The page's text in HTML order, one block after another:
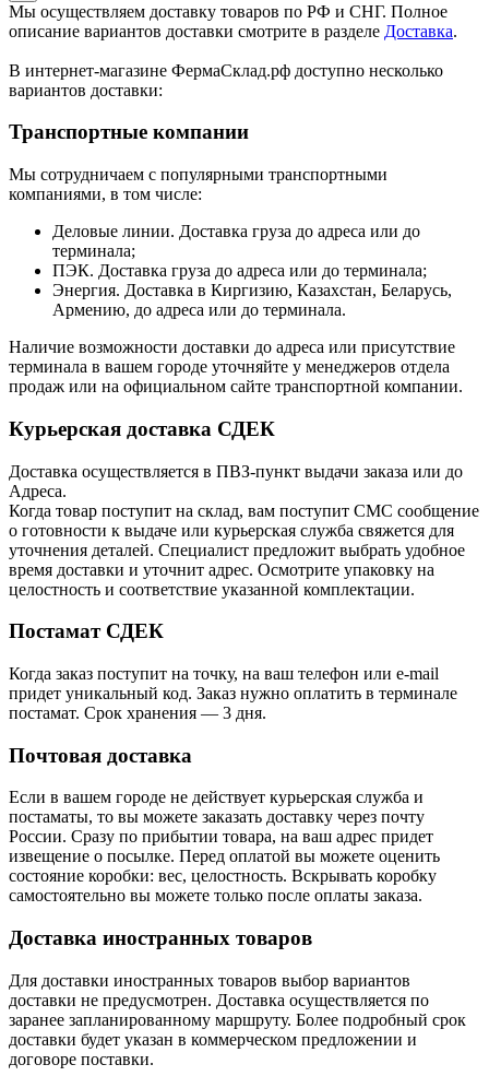
Мы осуществляем доставку товаров по РФ и СНГ. Полное
описание вариантов доставки смотрите в разделе Доставка.
В интернет-магазине ФермаСклад.рф доступно несколько
вариантов доставки:
Транспортные компании
Мы сотрудничаем с популярными транспортными
компаниями, в том числе:
Деловые линии. Доставка груза до адреса или до
терминала;
ПЭК. Доставка груза до адреса или до терминала;
Энергия. Доставка в Киргизию, Казахстан, Беларусь,
Армению, до адреса или до терминала.
Наличие возможности доставки до адреса или присутствие
терминала в вашем городе уточняйте у менеджеров отдела
продаж или на официальном сайте транспортной компании.
Курьерская доставка СДЕК
Доставка осуществляется в ПВЗ-пункт выдачи заказа или до
Адреса.
Когда товар поступит на склад, вам поступит СМС сообщение
о готовности к выдаче или курьерская служба свяжется для
уточнения деталей. Специалист предложит выбрать удобное
время доставки и уточнит адрес. Осмотрите упаковку на
целостность и соответствие указанной комплектации.
Постамат СДЕК
Когда заказ поступит на точку, на ваш телефон или e-mail
придет уникальный код. Заказ нужно оплатить в терминале
постамат. Срок хранения — 3 дня.
Почтовая доставка
Если в вашем городе не действует курьерская служба и
постаматы, то вы можете заказать доставку через почту
России. Сразу по прибытии товара, на ваш адрес придет
извещение о посылке. Перед оплатой вы можете оценить
состояние коробки: вес, целостность. Вскрывать коробку
самостоятельно вы можете только после оплаты заказа.
Доставка иностранных товаров
Для доставки иностранных товаров выбор вариантов
доставки не предусмотрен. Доставка осуществляется по
заранее запланированному маршруту. Более подробный срок
доставки будет указан в коммерческом предложении и
договоре поставки.